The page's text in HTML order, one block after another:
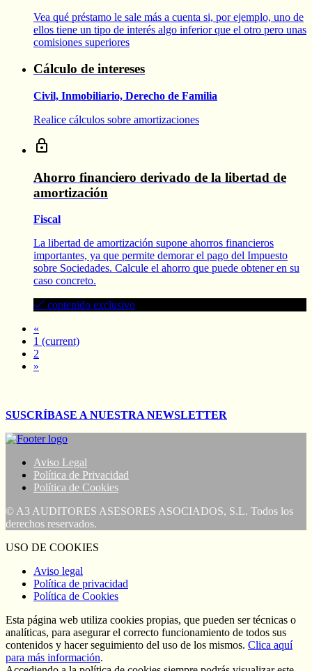
Vea qué préstamo le sale más a cuenta si, por ejemplo, uno de
ellos tiene un tipo de interés algo inferior que el otro pero unas
comisiones superiores
Cálculo de intereses
Civil, Inmobiliario, Derecho de Familia
Realice cálculos sobre amortizaciones
Ahorro financiero derivado de la libertad de
amortización
Fiscal
La libertad de amortización supone ahorros financieros
importantes, ya que permite demorar el pago del Impuesto
sobre Sociedades. Calcule el ahorro que puede obtener en su
caso concreto.
contenido exclusivo
«
1 (current)
2
»
SUSCRÍBASE A NUESTRA NEWSLETTER
Aviso Legal
Política de Privacidad
Política de Cookies
© A3 AUDITORES ASESORES ASOCIADOS, S.L. Todos los
derechos reservados.
USO DE COOKIES
Aviso legal
Política de privacidad
Política de Cookies
Esta página web utiliza cookies propias, que pueden ser técnicas o
analíticas, para asegurar el correcto funcionamiento de todos sus
contenidos y hacer seguimiento del uso de los mismos. Clica aquí
para más información.